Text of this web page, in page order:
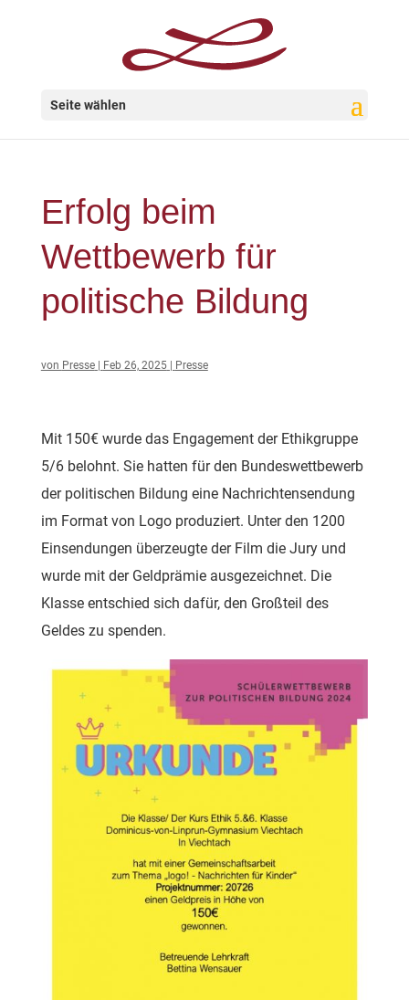
Seite wählen
Erfolg beim
Wettbewerb für
politische Bildung
von Presse| Feb 26, 2025| Presse
Mit 150€ wurde das Engagement der Ethikgruppe
5/6 belohnt. Sie hatten für den Bundeswettbewerb
der politischen Bildung eine Nachrichtensendung
im Format von Logo produziert. Unter den 1200
Einsendungen überzeugte der Film die Jury und
wurde mit der Geldprämie ausgezeichnet. Die
Klasse entschied sich dafür, den Großteil des
Geldes zu spenden.